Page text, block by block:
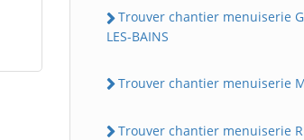
Trouver chantier menuiserie
LES-BAINS
Trouver chantier menuiserie
Trouver chantier menuiserie